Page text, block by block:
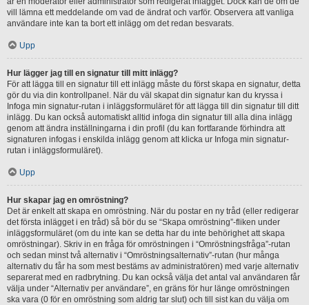
vill lämna ett meddelande om vad de ändrat och varför. Observera att vanliga
användare inte kan ta bort ett inlägg om det redan besvarats.
Upp
Hur lägger jag till en signatur till mitt inlägg?
För att lägga till en signatur till ett inlägg måste du först skapa en signatur, detta
gör du via din kontrollpanel. När du väl skapat din signatur kan du kryssa i
Infoga min signatur-rutan i inläggsformuläret för att lägga till din signatur till ditt
inlägg. Du kan också automatiskt alltid infoga din signatur till alla dina inlägg
genom att ändra inställningarna i din profil (du kan fortfarande förhindra att
signaturen infogas i enskilda inlägg genom att klicka ur Infoga min signatur-
rutan i inläggsformuläret).
Upp
Hur skapar jag en omröstning?
Det är enkelt att skapa en omröstning. När du postar en ny tråd (eller redigerar
det första inlägget i en tråd) så bör du se “Skapa omröstning”-fliken under
inläggsformuläret (om du inte kan se detta har du inte behörighet att skapa
omröstningar). Skriv in en fråga för omröstningen i “Omröstningsfråga”-rutan
och sedan minst två alternativ i “Omröstningsalternativ”-rutan (hur många
alternativ du får ha som mest bestäms av administratören) med varje alternativ
separerat med en radbrytning. Du kan också välja det antal val användaren får
välja under “Alternativ per användare”, en gräns för hur länge omröstningen
ska vara (0 för en omröstning som aldrig tar slut) och till sist kan du välja om